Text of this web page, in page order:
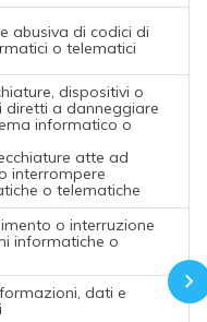
abusiva di codici di
o telematici
dispositivi o
a danneggiare
informatico o
atte ad
interrompere
o telematiche
o interruzione
informatiche o
dati e